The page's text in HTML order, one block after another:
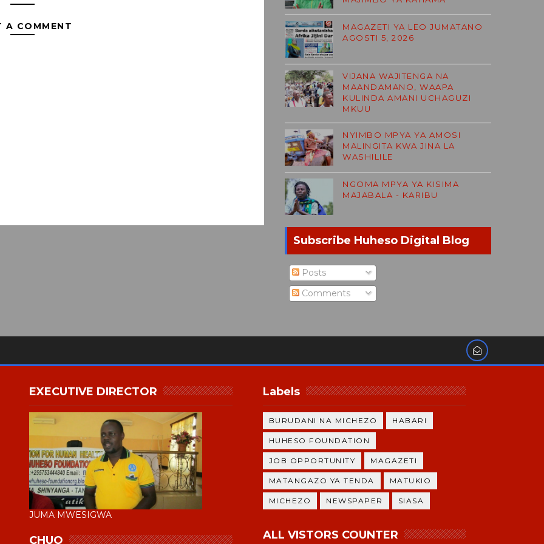
A COMMENT
MAGAZETI YA LEO JUMATANO
AGOSTI 5, 2026
VIJANA WAJITENGA NA
MAANDAMANO, WAAPA
KULINDA AMANI UCHAGUZI
MKUU
NYIMBO MPYA YA AMOSI
MALINGITA KWA JINA LA
WASHILILE
NGOMA MPYA YA KISIMA
MAJABALA - KARIBU
Subscribe Huheso Digital Blog
Posts
Comments
EXECUTIVE DIRECTOR
JUMA MWESIGWA
CHUO
Labels
BURUDANI NA MICHEZO HABARI
HUHESO FOUNDATION
JOB OPPORTUNITY MAGAZETI
MATANGAZO YA TENDA MATUKIO
MICHEZO NEWSPAPER SIASA
ALL VISTORS COUNTER